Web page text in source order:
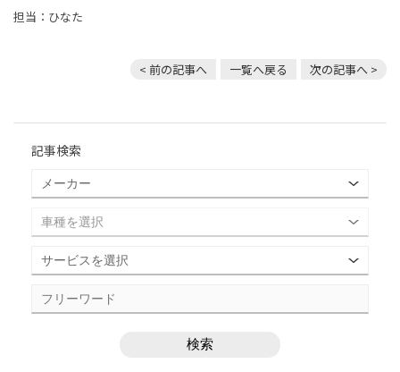
担当：ひなた
< 前の記事へ 一覧へ戻る 次の記事へ >
記事検索